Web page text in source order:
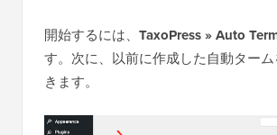
開始するには、 TaxoPress » Auto
す。次に、以前に作成した自動ター
きます。